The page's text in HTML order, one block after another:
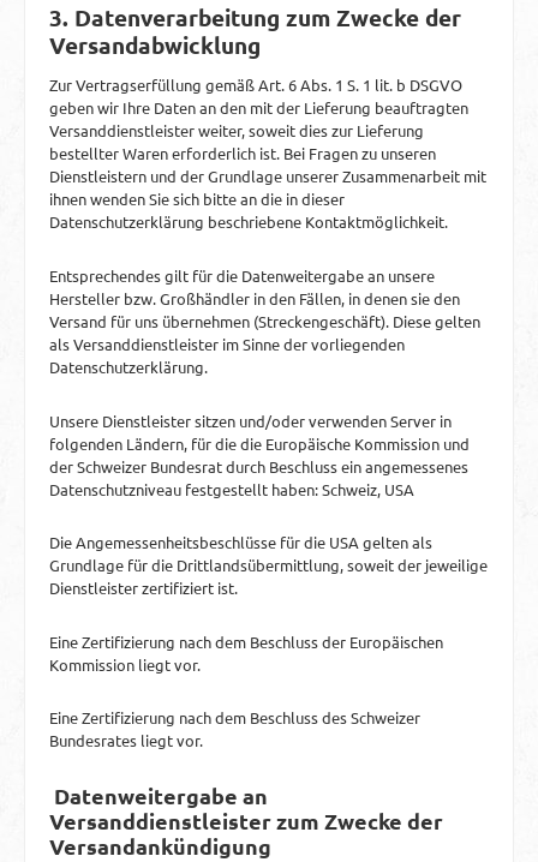
3. Datenverarbeitung zum Zwecke der
Versandabwicklung
Zur Vertragserfüllung gemäß Art. 6 Abs. 1 S. 1 lit. b DSGVO
geben wir Ihre Daten an den mit der Lieferung beauftragten
Versanddienstleister weiter, soweit dies zur Lieferung
bestellter Waren erforderlich ist. Bei Fragen zu unseren
Dienstleistern und der Grundlage unserer Zusammenarbeit mit
ihnen wenden Sie sich bitte an die in dieser
Datenschutzerklärung beschriebene Kontaktmöglichkeit.
Entsprechendes gilt für die Datenweitergabe an unsere
Hersteller bzw. Großhändler in den Fällen, in denen sie den
Versand für uns übernehmen (Streckengeschäft). Diese gelten
als Versanddienstleister im Sinne der vorliegenden
Datenschutzerklärung.
Unsere Dienstleister sitzen und/oder verwenden Server in
folgenden Ländern, für die die Europäische Kommission und
der Schweizer Bundesrat durch Beschluss ein angemessenes
Datenschutzniveau festgestellt haben: Schweiz, USA
Die Angemessenheitsbeschlüsse für die USA gelten als
Grundlage für die Drittlandsübermittlung, soweit der jeweilige
Dienstleister zertifiziert ist.
Eine Zertifizierung nach dem Beschluss der Europäischen
Kommission liegt vor.
Eine Zertifizierung nach dem Beschluss des Schweizer
Bundesrates liegt vor.
Datenweitergabe an
Versanddienstleister zum Zwecke der
Versandankündigung